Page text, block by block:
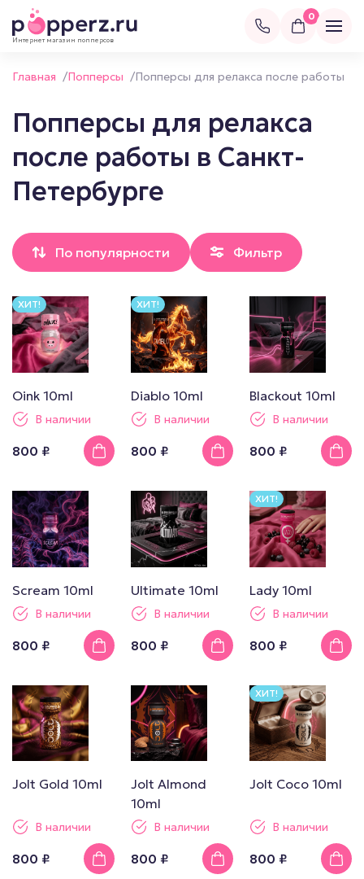
Интернет магазин попперсов
0
Главная /Попперсы /Попперсы для релакса после работы
Попперсы для релакса
после работы в Санкт-
Петербурге
По популярности Фильтр
ХИТ!
Oink 10ml
В наличии
800 ₽
ХИТ!
Diablo 10ml
В наличии
800 ₽
Blackout 10ml
В наличии
800 ₽
Scream 10ml
В наличии
800 ₽
Ultimate 10ml
В наличии
800 ₽
ХИТ!
Lady 10ml
В наличии
800 ₽
Jolt Gold 10ml
В наличии
800 ₽
Jolt Almond
10ml
В наличии
800 ₽
ХИТ!
Jolt Coco 10ml
В наличии
800 ₽